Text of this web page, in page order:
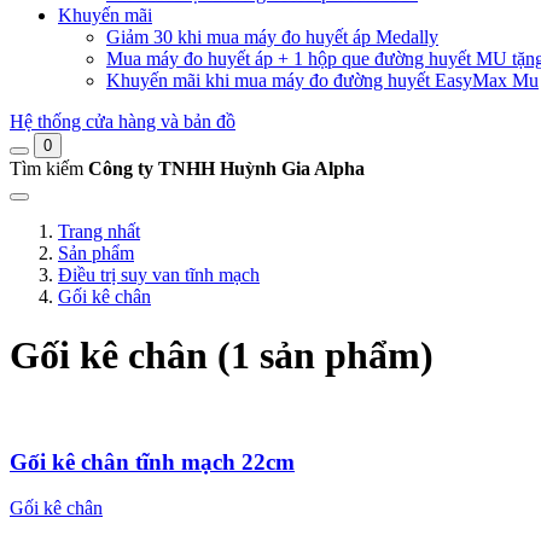
Khuyến mãi
Giảm 30 khi mua máy đo huyết áp Medally
Mua máy đo huyết áp + 1 hộp que đường huyết MU
Khuyến mãi khi mua máy đo đường huyết EasyMax Mu
Hệ thống cửa hàng và bản đồ
0
Tìm kiếm Công ty TNHH Huỳnh Gia Alpha
Trang nhất
Sản phẩm
Điều trị suy van tĩnh mạch
Gối kê chân
Gối kê chân (1 sản phẩm)
Gối kê chân tĩnh mạch 22cm
Gối kê chân